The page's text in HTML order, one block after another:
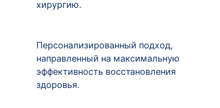
хирургию.
Персонализированный подход,
направленный на максимальную
эффективность восстановления
здоровья.